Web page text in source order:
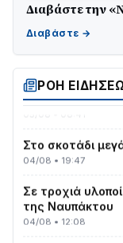
Διαβάστε την
ΡΟΗ
Παράδοση, Χορός
ΤΟ ΠΑΡΤΥ
05/08 • 08:41
04/08 • 19:47
της Ναυπάκτου
04/08 • 12:08